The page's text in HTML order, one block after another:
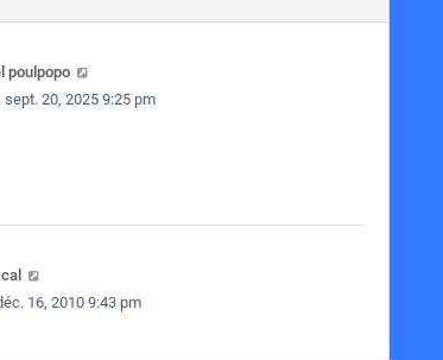
poulpopo
sept. 20, 2025 9:25 pm
16, 2010 9:43 pm